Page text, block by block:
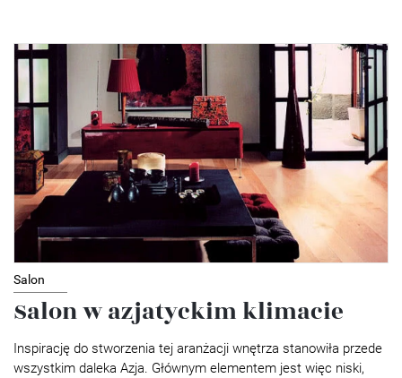
Salon
Salon w azjatyckim klimacie
Inspirację do stworzenia tej aranżacji wnętrza stanowiła przede
wszystkim daleka Azja. Głównym elementem jest więc niski,